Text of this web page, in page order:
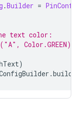
.Builder =
text color:
Color.GREEN);
)
.build